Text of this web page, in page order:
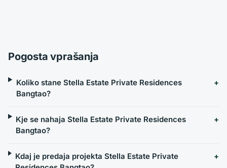
Pogosta vprašanja
Koliko stane Stella Estate Private Residences
Bangtao?
Kje se nahaja Stella Estate Private Residences
Bangtao?
Kdaj je predaja projekta Stella Estate Private